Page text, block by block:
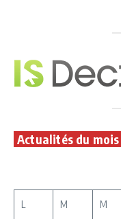
Actualités du mois
L M M